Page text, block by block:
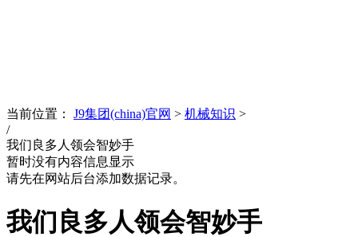
当前位置： J9集团(china)官网 > 机械知识 >
/
我们良多人领会智妙手
暂时没有内容信息显示
请先在网站后台添加数据记录。
我们良多人领会智妙手